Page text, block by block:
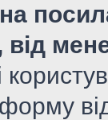
від